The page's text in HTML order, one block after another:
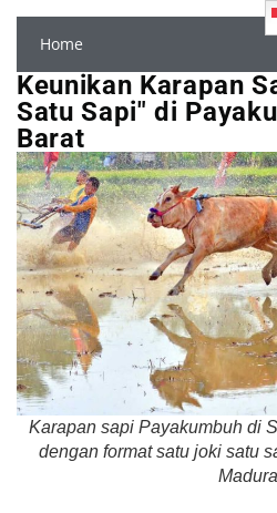
Home
Keunikan Karapan
Satu Sapi" di
Barat
Karapan sapi Payakumbuh di
dengan format satu joki satu
Madura